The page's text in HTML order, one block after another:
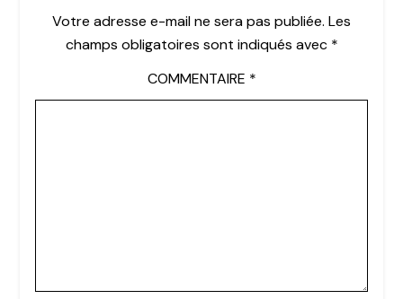
Votre adresse e-mail ne sera pas publiée. Les
champs obligatoires sont indiqués avec *
COMMENTAIRE *